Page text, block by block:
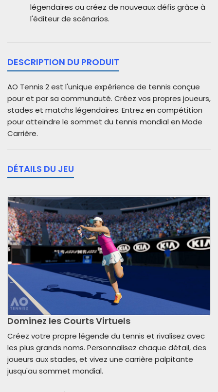
légendaires ou créez de nouveaux défis grâce à
l'éditeur de scénarios.
DESCRIPTION DU PRODUIT
AO Tennis 2 est l'unique expérience de tennis conçue
pour et par sa communauté. Créez vos propres joueurs,
stades et matchs légendaires. Entrez en compétition
pour atteindre le sommet du tennis mondial en Mode
Carrière.
DÉTAILS DU JEU
Dominez les Courts Virtuels
Créez votre propre légende du tennis et rivalisez avec
les plus grands noms. Personnalisez chaque détail, des
joueurs aux stades, et vivez une carrière palpitante
jusqu'au sommet mondial.